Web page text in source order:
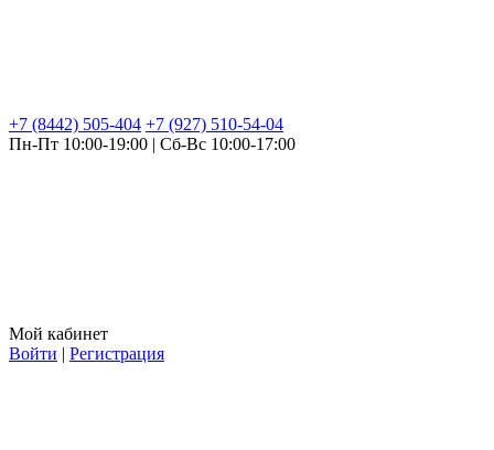
+7 (8442) 505-404 +7 (927) 510-54-04
Пн-Пт 10:00-19:00 | Сб-Вс 10:00-17:00
Мой кабинет
Войти | Регистрация